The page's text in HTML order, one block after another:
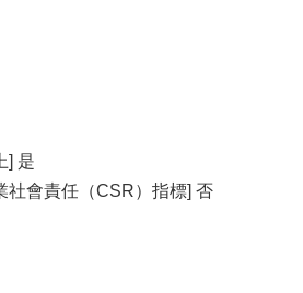
] 是
社會責任（CSR）指標] 否